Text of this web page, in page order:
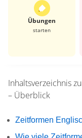
Übungen
starten
Inhaltsverzeichnis
– Überblick
Zeitformen